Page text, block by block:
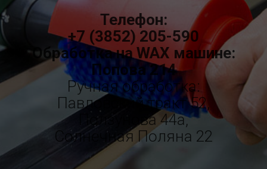
Телефон:
+7 (3852) 205-590
Обработка на WAX машине:
Попова 214
Ручная обработка:
Павловский тракт 52,
Ползунова 44а,
Солнечная Поляна 22